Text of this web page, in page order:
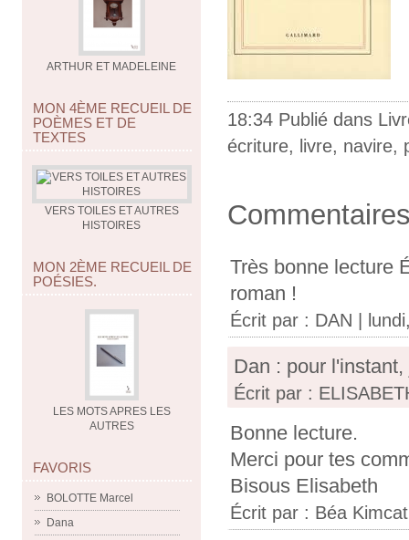
ARTHUR ET MADELEINE
MON 4ÈME RECUEIL DE
POÈMES ET DE
TEXTES
VERS TOILES ET AUTRES
HISTOIRES
MON 2ÈME RECUEIL DE
POÉSIES.
LES MOTS APRES LES
AUTRES
FAVORIS
BOLOTTE Marcel
Dana
18:34 Publié dans
écriture, livre, navire,
Très bonne lecture
roman !
Écrit par : DAN |
Dan : pour
Écrit par :
Bonne lecture.
Merci pour tes
Bisous Elisabeth
Écrit par : Béa Kimcat